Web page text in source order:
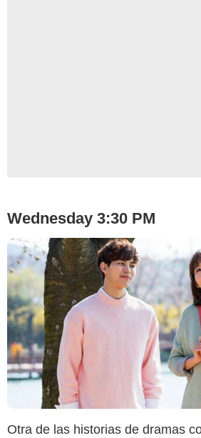
Wednesday 3:30 PM
Otra de las historias de dramas